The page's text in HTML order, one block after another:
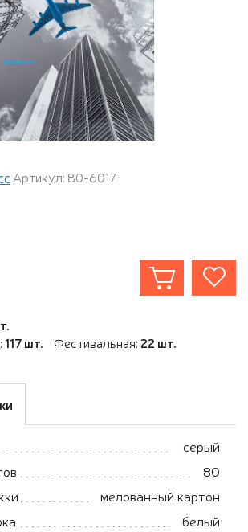
Артикул: 80-6017
117 шт. Фестивальная: 22 шт.
серый
80
мелованный картон
белый